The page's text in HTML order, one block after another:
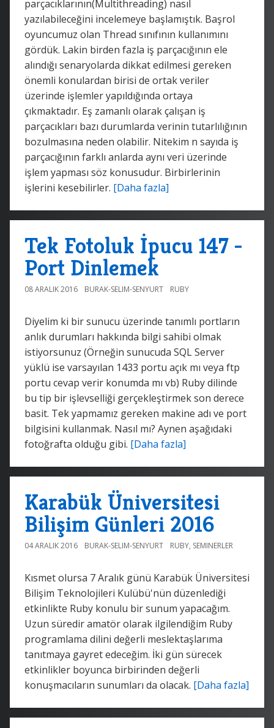
parçacıklarının(Multithreading) nasıl
yazılabileceğini incelemeye başlamıştık. Başrol
oyuncumuz olan Thread sınıfının kullanımını
gördük. Lakin birden fazla iş parçacığının ele
alındığı senaryolarda dikkat edilmesi gereken
önemli konulardan birisi de ortak veriler
üzerinde işlemler yapıldığında ortaya
çıkmaktadır. Eş zamanlı olarak çalışan iş
parçacıkları bazı durumlarda verinin tutarlılığının
bozulmasına neden olabilir. Nitekim n sayıda iş
parçacığının farklı anlarda aynı veri üzerinde
işlem yapması söz konusudur. Birbirlerinin
işlerini kesebilirler. [Daha fazla]
Tek Fotoluk İpucu 147 -
Port Dinlemek
08 ARALIK 2016 BURAK-SELIM-SENYURT RUBY
Diyelim ki bir sunucu üzerinde tanımlı portların
anlık durumları hakkında bilgi sahibi olmak
istiyorsunuz (Örneğin sunucuda SQL Server
yüklü ise varsayılan 1433 portu açık mı veya ftp
portu cevap verir konumda mı vb) Ruby dilinde
bu tip bir işlevselliği gerçekleştirmek son derece
basit. Tek yapmamız gereken makine adı ve port
bilgisini kullanmak. Nasıl mı? Aynen aşağıdaki
fotoğrafta olduğu gibi. [Daha fazla]
Karabük Üniversitesi
Bilişim Günleri 2016
04 ARALIK 2016 BURAK-SELIM-SENYURT RUBY, SEMINERLER
Kısmet olursa 7 Aralık günü Karabük Üniversitesi
Bilişim Teknolojileri Kulübü'nün düzenlediği
etkinlikte Ruby konulu bir sunum yapacağım.
Uzun süredir amatör olarak ilgilendiğim Ruby
programlama dilini değerli meslektaşlarıma
tanıtmaya gayret edeceğim. İki gün sürecek
etkinlikler boyunca birbirinden değerli
konuşmacıların sunumları da olacak. [Daha fazla]